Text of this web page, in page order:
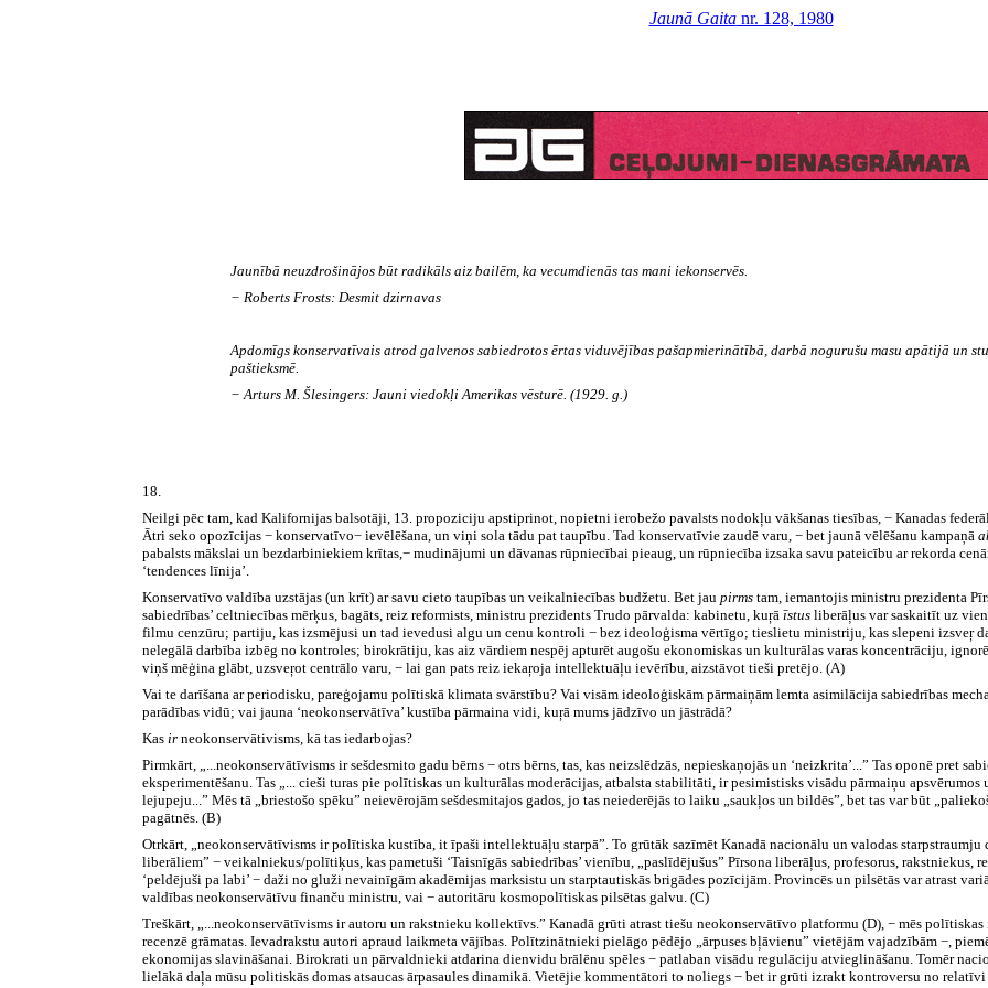
Jaunā Gaitanr. 128, 1980
Jaunībā neuzdrošinājos būt radikāls aiz bailēm, ka vecumdienās tas mani iekonservēs.
− Roberts Frosts: Desmit dzirnavas
Apdomīgs konservatīvais atrod galvenos sabiedrotos ērtas viduvējības pašapmierinātībā, darbā nogurušu masu apātijā un
paštieksmē.
− Arturs M. Šlesingers: Jauni viedokļi Amerikas vēsturē. (1929. g.)
18.
Neilgi pēc tam, kad Kalifornijas balsotāji, 13. propoziciju apstiprinot, nopietni ierobežo pavalsts nodokļu vākšanas tiesības, − Kanadas
Ātri seko opozīcijas − konservatīvo− ievēlēšana, un viņi sola tādu pat taupību. Tad konservatīvie zaudē varu, − bet jaunā vēlēšanu kampaņā
pabalsts mākslai un bezdarbiniekiem krītas,− mudinājumi un dāvanas rūpniecībai pieaug, un rūpniecība izsaka savu pateicību ar rekorda
‘tendences līnija’.
Konservatīvo valdība uzstājas (un krīt) ar savu cieto taupības un veikalniecības budžetu. Bet jau pirms tam, iemantojis ministru prezidenta
sabiedrības’ celtniecības mērķus, bagāts, reiz reformists, ministru prezidents Trudo pārvalda: kabinetu, kuŗā īstus liberāļus var saskaitīt uz
filmu cenzūru; partiju, kas izsmējusi un tad ievedusi algu un cenu kontroli − bez ideoloģisma vērtīgo; tieslietu ministriju, kas slepeni izsveŗ
nelegālā darbība izbēg no kontroles; birokrātiju, kas aiz vārdiem nespēj apturēt augošu ekonomiskas un kulturālas varas koncentrāciju,
viņš mēģina glābt, uzsveŗot centrālo varu, − lai gan pats reiz iekaŗoja intellektuāļu ievērību, aizstāvot tieši pretējo. (A)
Vai te darīšana ar periodisku, pareģojamu polītiskā klimata svārstību? Vai visām ideoloģiskām pārmaiņām lemta asimilācija sabiedrības
parādības vidū; vai jauna ‘neokonservātīva’ kustība pārmaina vidi, kuŗā mums jādzīvo un jāstrādā?
Kas ir neokonservātivisms, kā tas iedarbojas?
Pirmkārt, „...neokonservātīvisms ir sešdesmito gadu bērns − otrs bērns, tas, kas neizslēdzās, nepieskaņojās un ‘neizkrita’...” Tas oponē pret
eksperimentēšanu. Tas „... cieši turas pie polītiskas un kulturālas moderācijas, atbalsta stabilitāti, ir pesimistisks visādu pārmaiņu
lejupeju...” Mēs tā „briestošo spēku” neievērojām sešdesmitajos gados, jo tas neiederējās to laiku „saukļos un bildēs”, bet tas var būt
pagātnēs. (B)
Otrkārt, „neokonservātīvisms ir polītiska kustība, it īpaši intellektuāļu starpā”. To grūtāk sazīmēt Kanadā nacionālu un valodas starpstraumju
liberāliem” − veikalniekus/polītiķus, kas pametuši ‘Taisnīgās sabiedrības’ vienību, „paslīdējušus” Pīrsona liberāļus, profesorus,
‘peldējuši pa labi’ − daži no gluži nevainīgām akadēmijas marksistu un starptautiskās brigādes pozīcijām. Provincēs un pilsētās var atrast
valdības neokonservātīvu finanču ministru, vai − autoritāru kosmopolītiskas pilsētas galvu. (C)
Treškārt, „...neokonservātīvisms ir autoru un rakstnieku kollektīvs.” Kanadā grūti atrast tiešu neokonservātīvo platformu (D), − mēs
recenzē grāmatas. Ievadrakstu autori apraud laikmeta vājības. Polītzinātnieki pielāgo pēdējo „ārpuses bļāvienu” vietējām vajadzībām −,
ekonomijas slavināšanai. Birokrati un pārvaldnieki atdarina dienvidu brālēnu spēles − patlaban visādu regulāciju atvieglināšanu. Tomēr
lielākā daļa mūsu politiskās domas atsaucas ārpasaules dinamikā. Vietējie kommentātori to noliegs − bet ir grūti izrakt kontroversu no